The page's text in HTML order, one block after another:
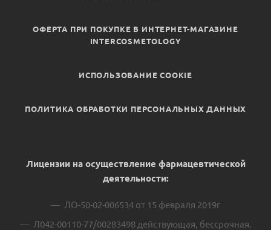
ОФЕРТА ПРИ ПОКУПКЕ В ИНТЕРНЕТ-МАГАЗИНЕ
INTERCOSMETOLOGY
ИСПОЛЬЗОВАНИЕ COOKIE
ПОЛИТИКА ОБРАБОТКИ ПЕРСОНАЛЬНЫХ ДАННЫХ
Лицензии на осуществление фармацевтической
деятельности:
ЛО-50-02-006534 от 15 февраля 2019г
Л042-00110-77/00283498 действующая, бессрочная.